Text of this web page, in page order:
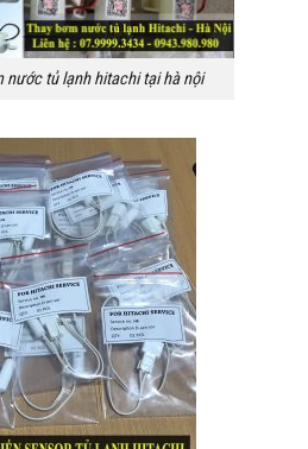
nước tủ lạnh hitachi tại hà nội